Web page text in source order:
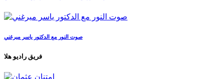
صوت النور مع الدكتور ياسر ميرغني
فريق راديو هلا